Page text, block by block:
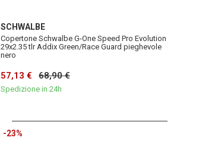
SCHWALBE
Copertone Schwalbe G-One Speed Pro Evolution
29x2.35 tlr Addix Green/Race Guard pieghevole
nero
57,13 € 68,90 €
Spedizione in 24h
-23%